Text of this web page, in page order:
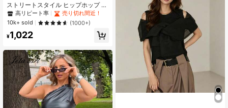
ストリートスタイル ヒップホップ プ
リント オフショルダー 半袖Tシャ
ツ、セクシーなオブリークショルダ
ー ブラックトップ レディース、夏カ
ジュアル
高リピート率
売り切れ間近！
#1 ベストセラー
快適な 女性用Tシャツ
高リピート率
売り切れ間近！
#1 ベストセラー
快適な 女性用Tシャツ
高リピート率
売り切れ間近！
#1 ベストセラー
高リピート率
売り切れ間近！
10k+ sold (1000+)
¥1,022